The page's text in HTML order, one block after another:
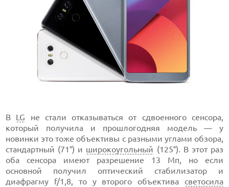
В LG не стали отказываться от сдвоенного сенсора,
который получила и прошлогодняя модель — у
новинки это тоже объективы с разными углами обзора,
стандартный (71°) и широкоугольный (125°). В этот раз
оба сенсора имеют разрешение 13 Мп, но если
основной получил оптический стабилизатор и
диафрагму f/1,8, то у второго объектива светосила